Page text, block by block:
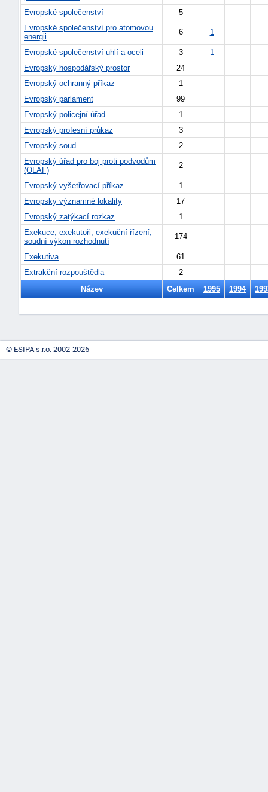
Evropské společenství
5
Evropské společenství pro atomovou
energii
6 1
Evropské společenství uhlí a oceli 3
1
Evropský hospodářský prostor
24
Evropský ochranný příkaz
1
Evropský parlament
99
Evropský policejní úřad
1
Evropský profesní průkaz
3
Evropský soud
2
Evropský úřad pro boj proti podvodům
(OLAF)
2
Evropský vyšetřovací příkaz
1
Evropsky významné lokality
17
Evropský zatýkací rozkaz
1
Exekuce, exekutoři, exekuční řízení,
soudní výkon rozhodnutí
174
Exekutiva
61
Extrakční rozpouštědla
2
Název
Celkem 1995 1994
© ESIPA s.r.o. 2002-2026